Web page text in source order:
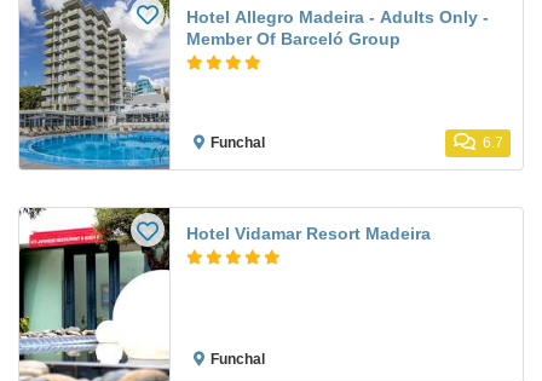
Hotel Allegro Madeira - Adults Only -
Member Of Barceló Group
Funchal 6.7
Hotel Vidamar Resort Madeira
Funchal